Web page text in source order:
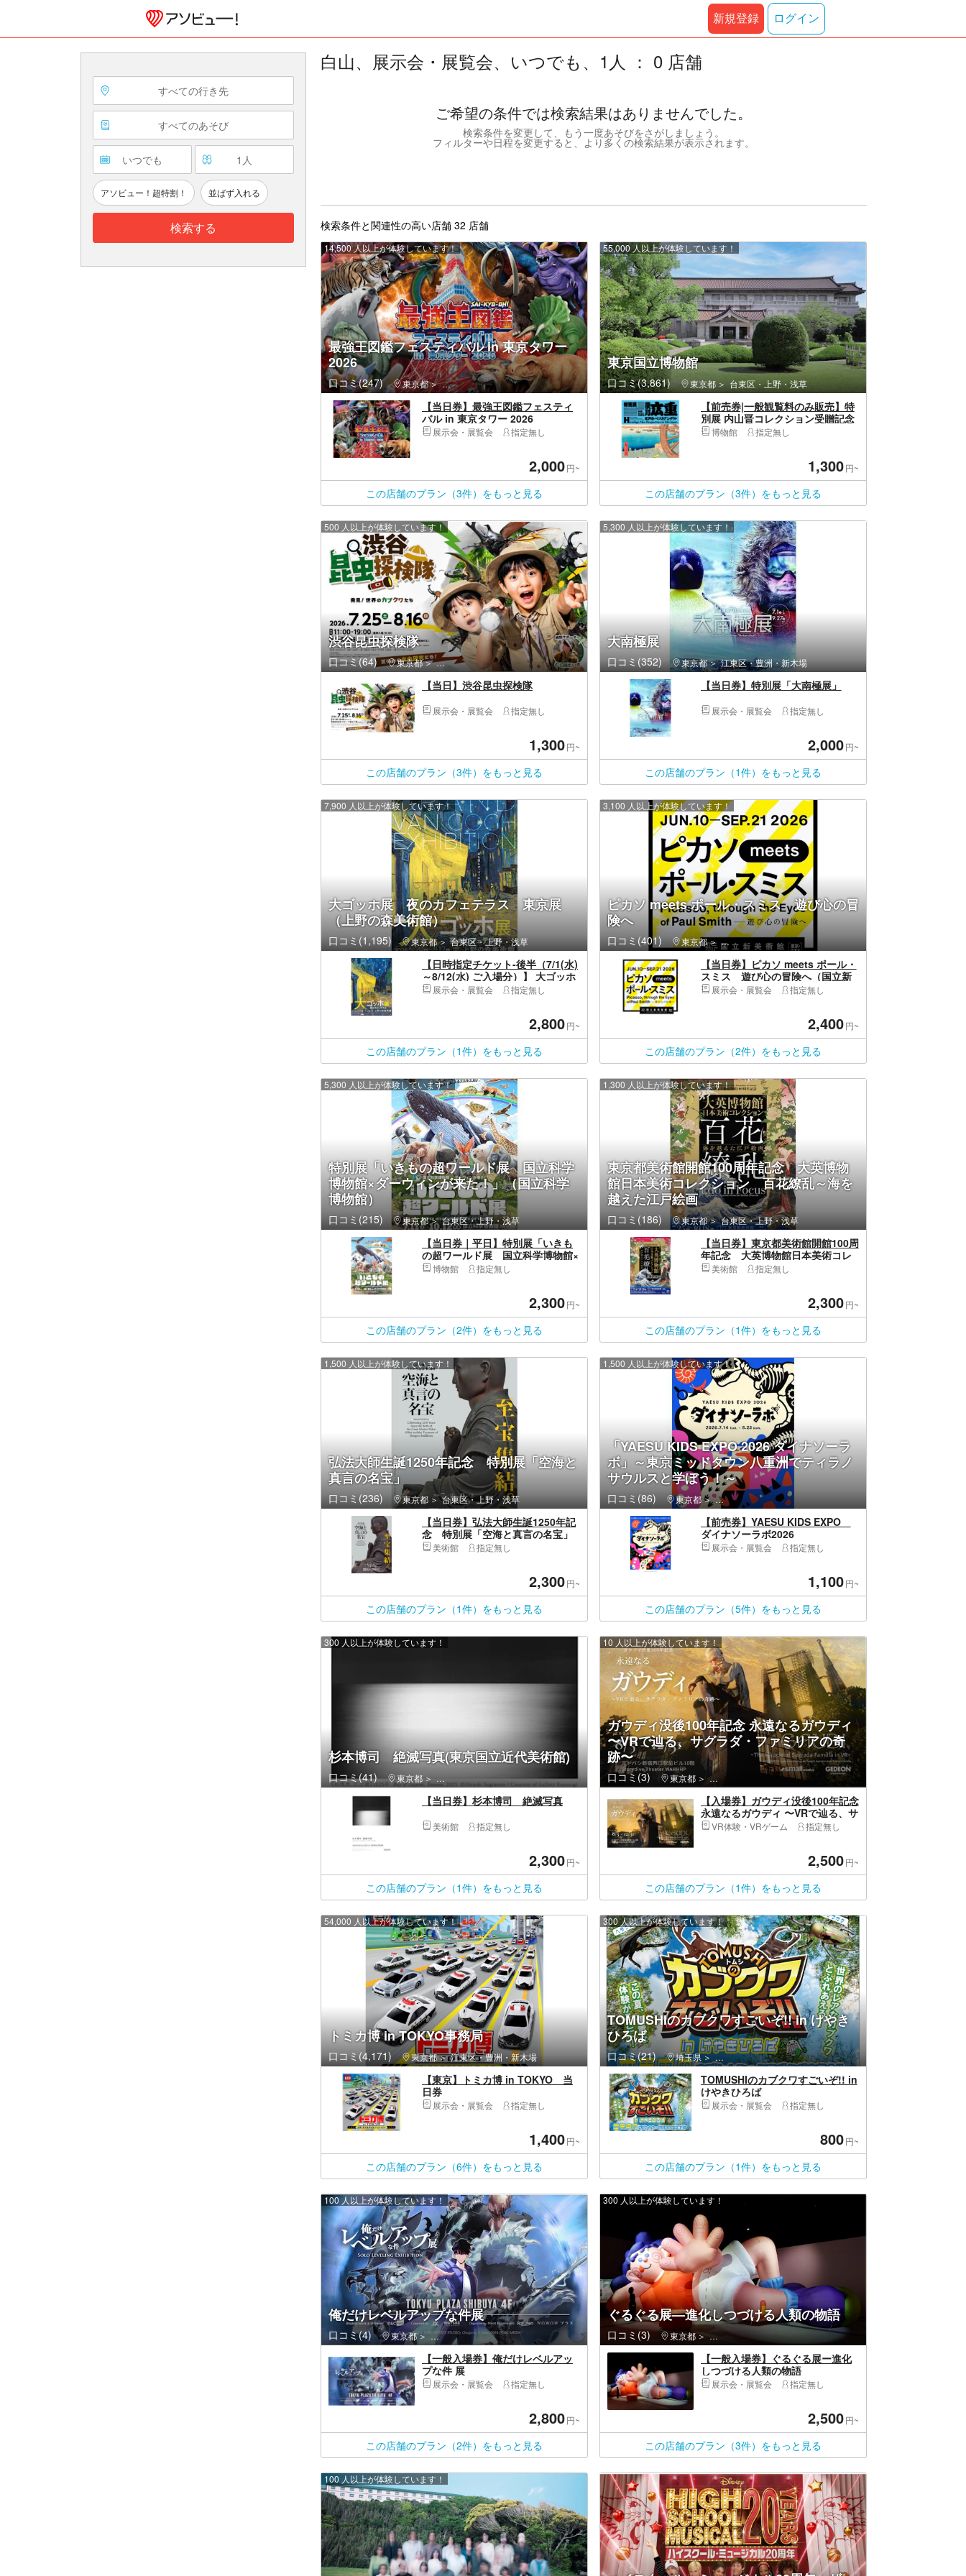
新規登録 ログイン
すべての行き先
すべてのあそび
いつでも 1 人
アソビュー！超特割！ 並ばず入れる
検索する
白山、展示会・展覧会、いつでも、1人 ： 0 店舗
ご希望の条件では検索結果はありませんでした。
検索条件を変更して、もう一度あそびをさがしましょう。
フィルターや日程を変更すると、より多くの検索結果が表示されます。
検索条件と関連性の高い店舗 32 店舗
最強王図鑑フェスティバル in 東京タワー
2026
口コミ(247) 東京都 港区・新橋・六本木・麻布・虎ノ門・お台場・汐留
14,500 人以上が体験しています！
【当日券】最強王図鑑フェスティ
バル in 東京タワー 2026
展示会・展覧会 指定無し
2,000円~
この店舗のプラン（3件）をもっと見る
東京国立博物館
口コミ(3,861) 東京都 台東区・上野・浅草
55,000 人以上が体験しています！
【前売券|一般観覧料のみ販売】特
別展 内山晋コレクション受贈記念
「歌川広重 江戸のベストアング
博物館 指定無し
1,300円~
この店舗のプラン（3件）をもっと見る
渋谷昆虫探検隊
口コミ(64) 東京都 渋谷区・原宿・恵比寿・代官山
500 人以上が体験しています！
【当日】渋谷昆虫探検隊
展示会・展覧会 指定無し
1,300円~
この店舗のプラン（3件）をもっと見る
大南極展
口コミ(352) 東京都 江東区・豊洲・新木場
5,300 人以上が体験しています！
【当日券】特別展「大南極展」
展示会・展覧会 指定無し
2,000円~
この店舗のプラン（1件）をもっと見る
大ゴッホ展 夜のカフェテラス 東京展
（上野の森美術館）
口コミ(1,195) 東京都 台東区・上野・浅草
7,900 人以上が体験しています！
【日時指定チケット-後半（7/1(水)
～8/12(水) ご入場分）】 大ゴッホ
展 夜のカフェテラス 東京展
展示会・展覧会 指定無し
2,800円~
この店舗のプラン（1件）をもっと見る
ピカソ meets ポール・スミス 遊び心の冒
険へ
口コミ(401) 東京都 港区・新橋・六本木・麻布・虎ノ門・お台場・汐留
3,100 人以上が体験しています！
【当日券】ピカソ meets ポール・
スミス 遊び心の冒険へ（国立新
美術館）
展示会・展覧会 指定無し
2,400円~
この店舗のプラン（2件）をもっと見る
特別展「いきもの超ワールド展 国立科学
博物館×ダーウィンが来た！」（国立科学
博物館）
口コミ(215) 東京都 台東区・上野・浅草
5,300 人以上が体験しています！
【当日券｜平日】特別展「いきも
の超ワールド展 国立科学博物館×
ダーウィンが来た！」（国立科学
博物館 指定無し
2,300円~
この店舗のプラン（2件）をもっと見る
東京都美術館開館100周年記念 大英博物
館日本美術コレクション 百花繚乱～海を
越えた江戸絵画
口コミ(186) 東京都 台東区・上野・浅草
1,300 人以上が体験しています！
【当日券】東京都美術館開館100周
年記念 大英博物館日本美術コレ
クション 百花繚乱～海を越えた
美術館 指定無し
2,300円~
この店舗のプラン（1件）をもっと見る
弘法大師生誕1250年記念 特別展「空海と
真言の名宝」
口コミ(236) 東京都 台東区・上野・浅草
1,500 人以上が体験しています！
【当日券】弘法大師生誕1250年記
念 特別展「空海と真言の名宝」
美術館 指定無し
2,300円~
この店舗のプラン（1件）をもっと見る
「YAESU KIDS EXPO 2026 ダイナソーラ
ボ」～東京ミッドタウン八重洲でティラノ
サウルスと学ぼう！～
口コミ(86) 東京都 中央区（東京都）・日本橋・銀座・築地・月島・晴海
1,500 人以上が体験しています！
【前売券】YAESU KIDS EXPO
ダイナソーラボ2026
展示会・展覧会 指定無し
1,100円~
この店舗のプラン（5件）をもっと見る
杉本博司 絶滅写真(東京国立近代美術館)
口コミ(41) 東京都 千代田区・有楽町・日比谷・秋葉原・お茶の水・神田
300 人以上が体験しています！
【当日券】杉本博司 絶滅写真
美術館 指定無し
2,300円~
この店舗のプラン（1件）をもっと見る
ガウディ没後100年記念 永遠なるガウディ
〜VRで辿る、サグラダ・ファミリアの奇
跡〜
口コミ(3) 東京都 新宿区・新宿・高田馬場・新大久保
10 人以上が体験しています！
【入場券】ガウディ没後100年記念
永遠なるガウディ 〜VRで辿る、サ
グラダ・ファミリアの奇跡〜
VR体験・VRゲーム 指定無し
2,500円~
この店舗のプラン（1件）をもっと見る
トミカ博 in TOKYO事務局
口コミ(4,171) 東京都 江東区・豊洲・新木場
54,000 人以上が体験しています！
【東京】トミカ博 in TOKYO 当
日券
展示会・展覧会 指定無し
1,400円~
この店舗のプラン（6件）をもっと見る
TOMUSHIのカブクワすごいぞ!! in けやき
ひろば
口コミ(21) 埼玉県 中央区（さいたま市）・さいたま新都心
300 人以上が体験しています！
TOMUSHIのカブクワすごいぞ!! in
けやきひろば
展示会・展覧会 指定無し
800円~
この店舗のプラン（1件）をもっと見る
俺だけレベルアップな件展
口コミ(4) 東京都 渋谷区・原宿・恵比寿・代官山
100 人以上が体験しています！
【一般入場券】俺だけレベルアッ
プな件 展
展示会・展覧会 指定無し
2,800円~
この店舗のプラン（2件）をもっと見る
ぐるぐる展—進化しつづける人類の物語
口コミ(3) 東京都 港区・新橋・六本木・麻布・虎ノ門・お台場・汐留
300 人以上が体験しています！
【一般入場券】ぐるぐる展ー進化
しつづける人類の物語
展示会・展覧会 指定無し
2,500円~
この店舗のプラン（3件）をもっと見る
100 人以上が体験しています！